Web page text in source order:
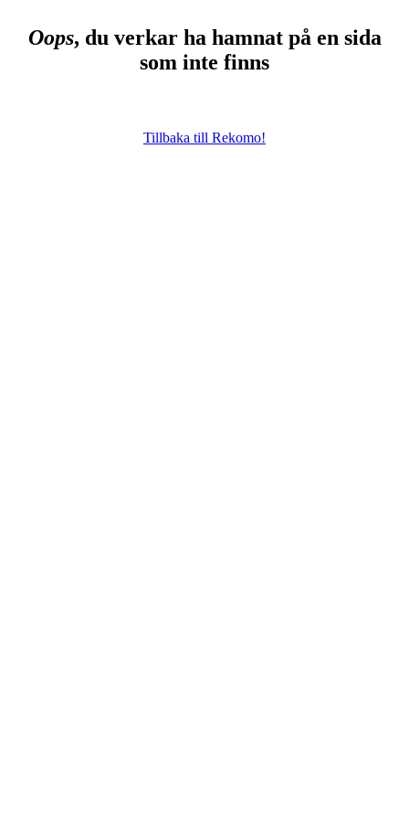
Oops, du verkar ha hamnat på en sida
som inte finns
Tillbaka till Rekomo!